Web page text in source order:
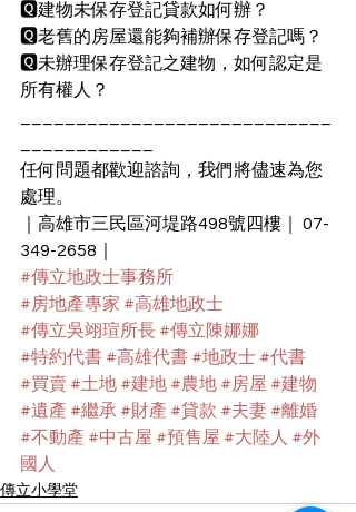
🆀建物未保存登記貸款如何辦？
🆀老舊的房屋還能夠補辦保存登記嗎？
🆀未辦理保存登記之建物，如何認定是
所有權人？
任何問題都歡迎諮詢，我們將儘速為您
處理。
｜高雄市三民區河堤路498號四樓｜ 07-
349-2658｜
#傳立地政士事務所
#房地產專家 #高雄地政士
#傳立吳翊瑄所長 #傳立陳娜娜
#特約代書 #高雄代書 #地政士 #代書
#買賣 #土地 #建地 #農地 #房屋 #建物
#遺產 #繼承 #財產 #貸款 #夫妻 #離婚
#不動產 #中古屋 #預售屋 #大陸人 #外
國人
傳立小學堂